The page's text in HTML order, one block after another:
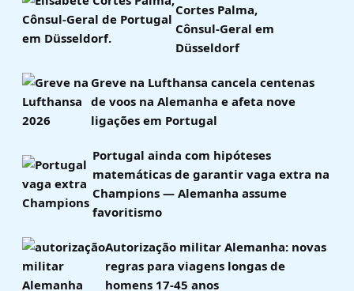
Cortes Palma,
Cônsul‑Geral em
Düsseldorf
Greve na Lufthansa cancela centenas
de voos na Alemanha e afeta nove
ligações em Portugal
Portugal ainda com hipóteses
matemáticas de garantir vaga extra na
Champions — Alemanha assume
favoritismo
Autorização militar Alemanha: novas
regras para viagens longas de
homens 17-45 anos